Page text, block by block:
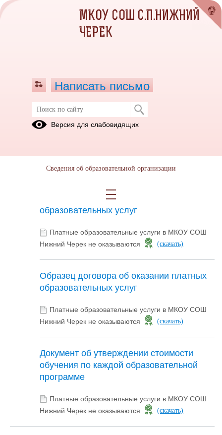
Платные образовательные услуги
СОШ с.п. Нижний Черек
в 2025-2026
учебном году не оказываются.
Документ о порядке оказания платных
образовательных услуг
Платные образовательные услуги в МКОУ СОШ
Нижний Черек не оказываются
(скачать)
Образец договора об оказании платных
образовательных услуг
Платные образовательные услуги в МКОУ СОШ
Нижний Черек не оказываются
(скачать)
Документ об утверждении стоимости
обучения по каждой образовательной
программе
Платные образовательные услуги в МКОУ СОШ
Нижний Черек не оказываются
(скачать)
МКОУ СОШ С.П.НИЖНИЙ
ЧЕРЕК
Написать письмо
Версия для слабовидящих
Сведения об образовательной организации